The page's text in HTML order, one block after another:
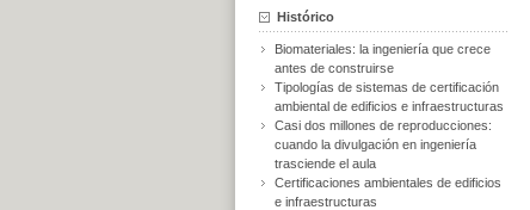
Histórico
Biomateriales: la ingeniería que crece
antes de construirse
Tipologías de sistemas de certificación
ambiental de edificios e infraestructuras
Casi dos millones de reproducciones:
cuando la divulgación en ingeniería
trasciende el aula
Certificaciones ambientales de edificios
e infraestructuras